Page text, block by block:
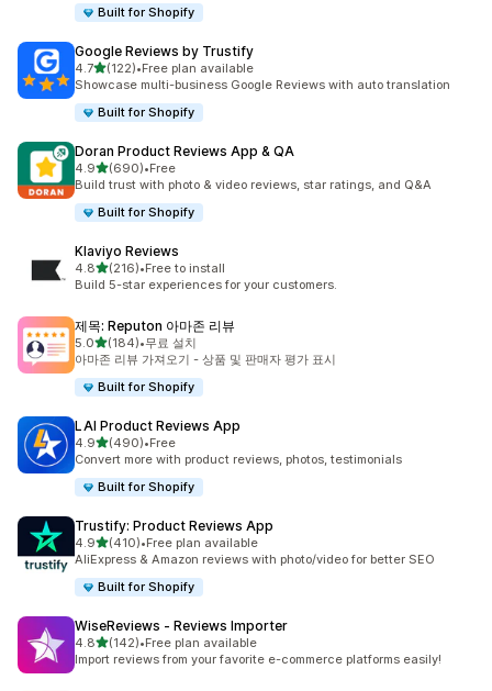
Built for Shopify
Google Reviews by Trustify
4.7별 5개 중
(122)
총 리뷰 122개
•Free plan available
Showcase multi-business Google Reviews with auto translation
Built for Shopify
Doran Product Reviews App & QA
4.9별 5개 중
(690)
총 리뷰 690개
•Free
Build trust with photo & video reviews, star ratings, and Q&A
Built for Shopify
Klaviyo Reviews
4.8별 5개 중
(216)
총 리뷰 216개
•Free to install
Build 5-star experiences for your customers.
제목: Reputon 아마존 리뷰
5.0별 5개 중
(184)
총 리뷰 184개
•무료 설치
아마존 리뷰 가져오기 - 상품 및 판매자 평가 표시
Built for Shopify
LAI Product Reviews App
4.9별 5개 중
(490)
총 리뷰 490개
•Free
Convert more with product reviews, photos, testimonials
Built for Shopify
Trustify: Product Reviews App
4.9별 5개 중
(410)
총 리뷰 410개
•Free plan available
AliExpress & Amazon reviews with photo/video for better SEO
Built for Shopify
WiseReviews ‑ Reviews Importer
4.8별 5개 중
(142)
총 리뷰 142개
•Free plan available
Import reviews from your favorite e-commerce platforms easily!